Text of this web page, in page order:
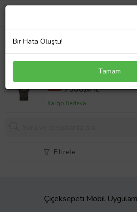
Guess GUGW0597L1 Kadın
%57 17440,00 TL
7500,00 TL
Kargo Bedava
Filtrele
Çiçeksepeti Mobil
Bir Hata Oluştu!
Tamam